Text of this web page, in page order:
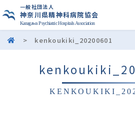
一般社団法人
神奈川県精神科病院協会
Kanagawa Psychiatric Hospitals Association
> kenkoukiki_20200601